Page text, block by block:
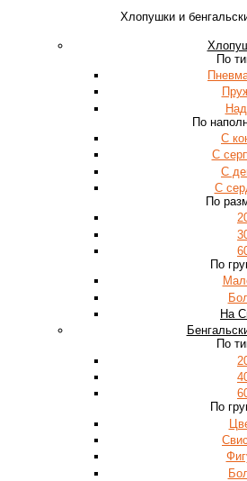
Хлопушки и
По
По
С
С
С
С
По
По
На
По
По